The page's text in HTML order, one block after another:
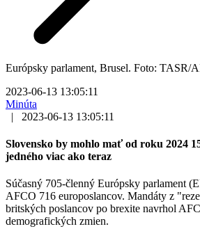
Európsky parlament, Brusel. Foto: TASR/
2023-06-13 13:05:11
Minúta
|
2023-06-13 13:05:11
Slovensko by mohlo mať od roku 2024
jedného viac ako teraz
Súčasný 705-členný Európsky parlament
AFCO 716 europoslancov. Mandáty z
britských poslancov po brexite navrhol
demografických zmien.